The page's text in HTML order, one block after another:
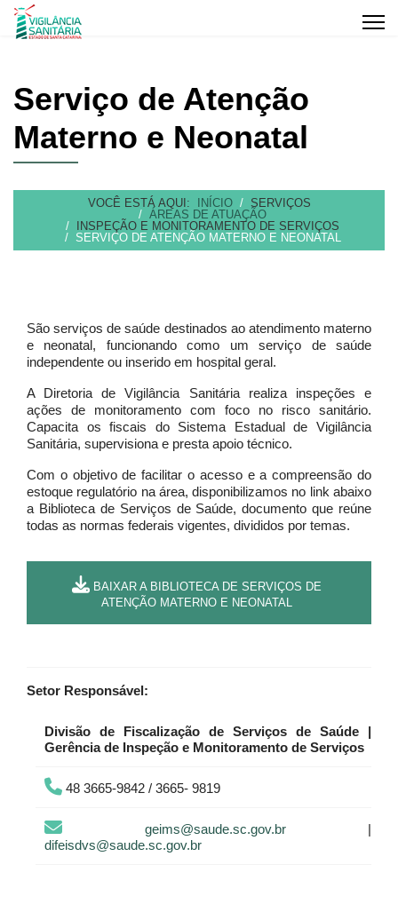
Serviço de Atenção
Materno e Neonatal
VOCÊ ESTÁ AQUI: INÍCIO
SERVIÇOS
ÁREAS DE ATUAÇÃO
INSPEÇÃO E MONITORAMENTO DE SERVIÇOS
SERVIÇO DE ATENÇÃO MATERNO E NEONATAL
São serviços de saúde destinados ao atendimento materno
e neonatal, funcionando como um serviço de saúde
independente ou inserido em hospital geral.
A Diretoria de Vigilância Sanitária realiza inspeções e
ações de monitoramento com foco no risco sanitário.
Capacita os fiscais do Sistema Estadual de Vigilância
Sanitária, supervisiona e presta apoio técnico.
Com o objetivo de facilitar o acesso e a compreensão do
estoque regulatório na área, disponibilizamos no link abaixo
a Biblioteca de Serviços de Saúde, documento que reúne
todas as normas federais vigentes, divididos por temas.
BAIXAR A BIBLIOTECA DE SERVIÇOS DE
ATENÇÃO MATERNO E NEONATAL
Setor Responsável:
Divisão de Fiscalização de Serviços de Saúde |
Gerência de Inspeção e Monitoramento de Serviços
48 3665-9842 / 3665- 9819
geims@saude.sc.gov.br|
difeisdvs@saude.sc.gov.br